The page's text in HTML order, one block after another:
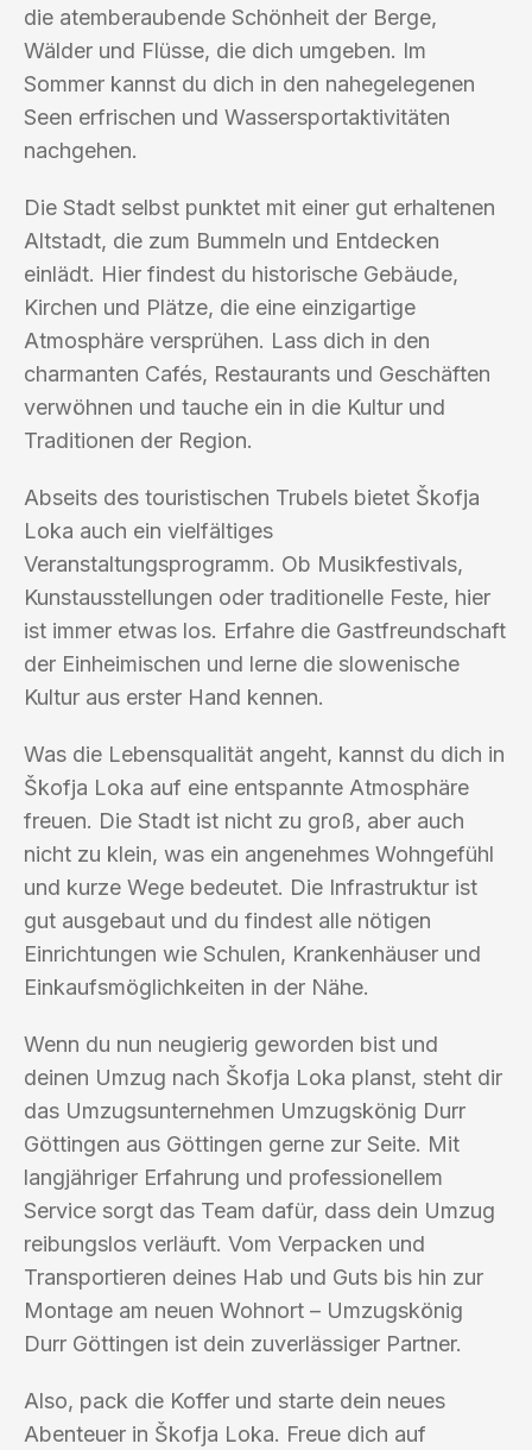
die atemberaubende Schönheit der Berge,
Wälder und Flüsse, die dich umgeben. Im
Sommer kannst du dich in den nahegelegenen
Seen erfrischen und Wassersportaktivitäten
nachgehen.
Die Stadt selbst punktet mit einer gut erhaltenen
Altstadt, die zum Bummeln und Entdecken
einlädt. Hier findest du historische Gebäude,
Kirchen und Plätze, die eine einzigartige
Atmosphäre versprühen. Lass dich in den
charmanten Cafés, Restaurants und Geschäften
verwöhnen und tauche ein in die Kultur und
Traditionen der Region.
Abseits des touristischen Trubels bietet Škofja
Loka auch ein vielfältiges
Veranstaltungsprogramm. Ob Musikfestivals,
Kunstausstellungen oder traditionelle Feste, hier
ist immer etwas los. Erfahre die Gastfreundschaft
der Einheimischen und lerne die slowenische
Kultur aus erster Hand kennen.
Was die Lebensqualität angeht, kannst du dich in
Škofja Loka auf eine entspannte Atmosphäre
freuen. Die Stadt ist nicht zu groß, aber auch
nicht zu klein, was ein angenehmes Wohngefühl
und kurze Wege bedeutet. Die Infrastruktur ist
gut ausgebaut und du findest alle nötigen
Einrichtungen wie Schulen, Krankenhäuser und
Einkaufsmöglichkeiten in der Nähe.
Wenn du nun neugierig geworden bist und
deinen Umzug nach Škofja Loka planst, steht dir
das Umzugsunternehmen Umzugskönig Durr
Göttingen aus Göttingen gerne zur Seite. Mit
langjähriger Erfahrung und professionellem
Service sorgt das Team dafür, dass dein Umzug
reibungslos verläuft. Vom Verpacken und
Transportieren deines Hab und Guts bis hin zur
Montage am neuen Wohnort – Umzugskönig
Durr Göttingen ist dein zuverlässiger Partner.
Also, pack die Koffer und starte dein neues
Abenteuer in Škofja Loka. Freue dich auf